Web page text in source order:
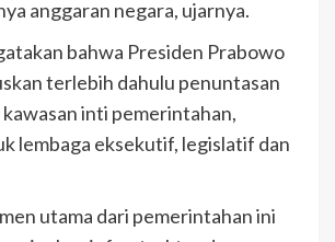
anggaran negara, ujarnya.
bahwa Presiden Prabowo
terlebih dahulu penuntasan
inti pemerintahan,
lembaga eksekutif, legislatif dan
utama dari pemerintahan ini